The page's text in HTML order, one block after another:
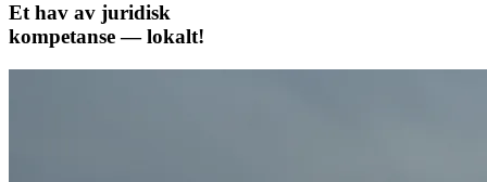
Et hav av juridisk
kompetanse — lokalt!